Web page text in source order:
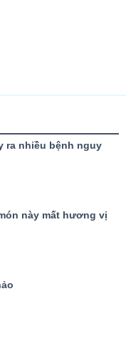
ra nhiều bệnh nguy
này mất hương vị